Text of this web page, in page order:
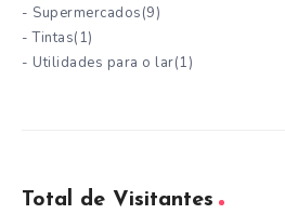
- Supermercados(9)
- Tintas(1)
- Utilidades para o lar(1)
Total de Visitantes